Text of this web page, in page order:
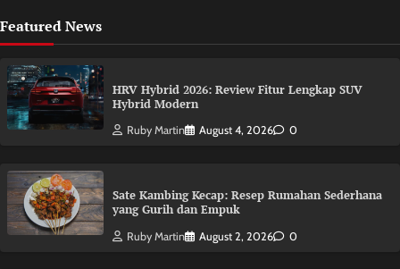
Featured News
HRV Hybrid 2026: Review Fitur Lengkap SUV
Hybrid Modern
Ruby Martin August 4, 2026 0
Sate Kambing Kecap: Resep Rumahan Sederhana
yang Gurih dan Empuk
Ruby Martin August 2, 2026 0